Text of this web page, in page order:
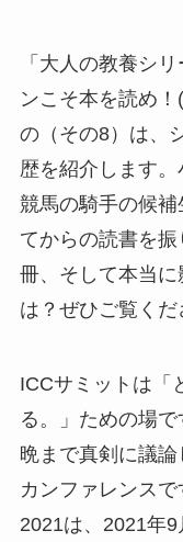
「大人の教養シ
ンこそ本を読め
の（その8）は、
歴を紹介します。
競馬の騎手の候
てからの読書を
冊、そして本当
は？ぜひご覧くだ
ICCサミットは「
る。」ための場
晩まで真剣に議論
カンファレンス
2021は、2021年